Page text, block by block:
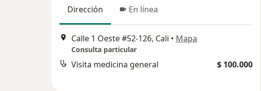
Dirección En línea
Calle 1 Oeste #52-126, Cali • Mapa
Consulta particular
Visita medicina general $ 100.000